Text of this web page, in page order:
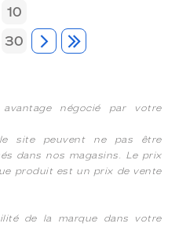
10
30
négocié par votre
site peuvent ne pas être
dans nos magasins. Le prix
produit est un prix de vente
de la marque dans votre